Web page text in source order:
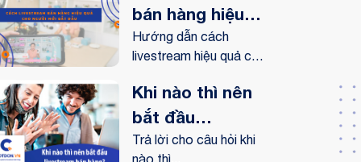
thế nào?
bán hàng hiệu
quả cho người
mới bắt đầu
Hướng dẫn cách
livestream hiệu quả cho
Khi nào thì nên
bắt đầu
livestream bán
Trả lời cho câu hỏi khi
nào thì...